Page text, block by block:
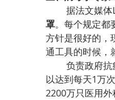
据法文媒体
罩。每个规定都
方针是很好的，
通工具的时候，
负责政府
以达到每天1万
2200万只医用外